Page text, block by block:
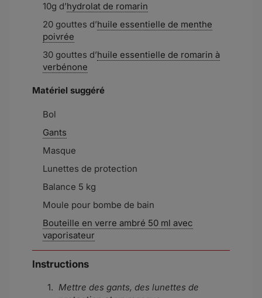
10g d’hydrolat de romarin
20 gouttes d’huile essentielle de menthe
poivrée
30 gouttes d’huile essentielle de romarin à
verbénone
Matériel suggéré
Bol
Gants
Masque
Lunettes de protection
Balance 5 kg
Moule pour bombe de bain
Bouteille en verre ambré 50 ml avec
vaporisateur
Instructions
Mettre des gants, des lunettes de